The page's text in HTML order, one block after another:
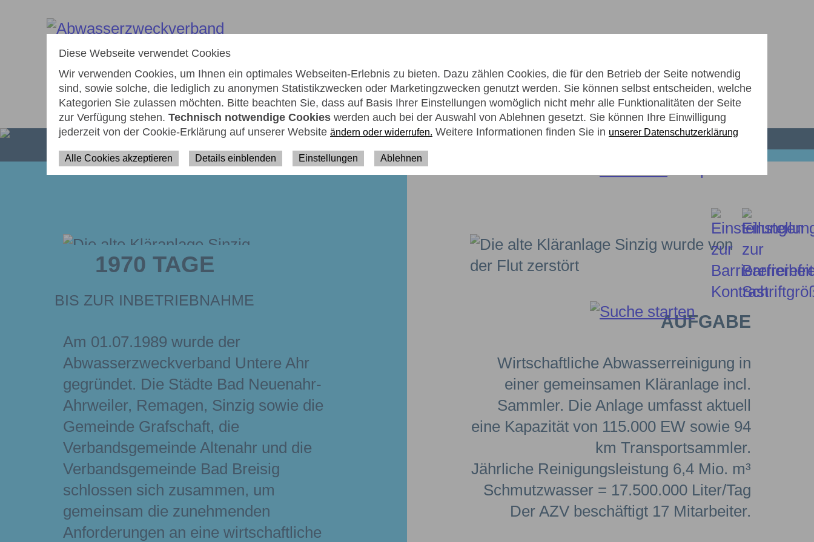
Diese Webseite verwendet Cookies
Wir verwenden Cookies, um Ihnen ein optimales Webseiten-Erlebnis zu bieten. Dazu zählen Cookies, die für den Betrieb der Seite notwendig
sind, sowie solche, die lediglich zu anonymen Statistikzwecken oder Marketingzwecken genutzt werden. Sie können selbst entscheiden, welche
Kategorien Sie zulassen möchten. Bitte beachten Sie, dass auf Basis Ihrer Einstellungen womöglich nicht mehr alle Funktionalitäten der Seite
zur Verfügung stehen. Technisch notwendige Cookies werden auch bei der Auswahl von Ablehnen gesetzt. Sie können Ihre Einwilligung
jederzeit von der Cookie-Erklärung auf unserer Website ändern oder widerrufen. Weitere Informationen finden Sie in unserer Datenschutzerklärung
Alle Cookies akzeptieren Details einblenden Einstellungen Ablehnen
Seiteninhalt
Navigation
Fußzeile
1970 TAGE
BIS ZUR INBETRIEBNAHME
AKTUELLES WIEDERAUFBAU ÜBER UNS KARRIERE KONTAKT ZUKÜNFTIGE KLÄRANLAGE
DER AZV UNTERE AHR
Am 01.07.1989 wurde der
Abwasserzweckverband Untere Ahr
gegründet. Die Städte Bad Neuenahr-
Ahrweiler, Remagen, Sinzig sowie die
Gemeinde Grafschaft, die
Verbandsgemeinde Altenahr und die
Verbandsgemeinde Bad Breisig
schlossen sich zusammen, um
gemeinsam die zunehmenden
Anforderungen an eine wirtschaftliche
AUFGABE
Wirtschaftliche Abwasserreinigung in
einer gemeinsamen Kläranlage incl.
Sammler. Die Anlage umfasst aktuell
eine Kapazität von 115.000 EW sowie 94
km Transportsammler.
Jährliche Reinigungsleistung 6,4 Mio. m³
Schmutzwasser = 17.500.000 Liter/Tag
Der AZV beschäftigt 17 Mitarbeiter.